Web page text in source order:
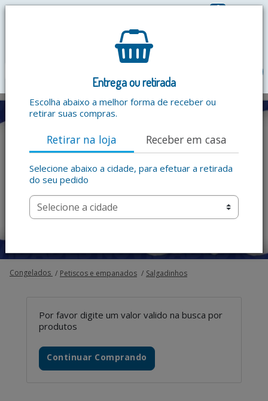
0
Entrega ou retirada
Escolha abaixo a melhor forma de receber ou
retirar suas compras.
Retirar na loja Receber em casa
Selecione abaixo a cidade, para efetuar a retirada
do seu pedido
Congelados Petiscos e empanados Salgadinhos
Por favor digite um valor valido na busca por
produtos
Continuar Comprando